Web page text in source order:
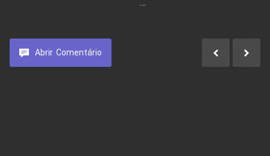
Diferenças, Técnicas e
Abrir Comentário